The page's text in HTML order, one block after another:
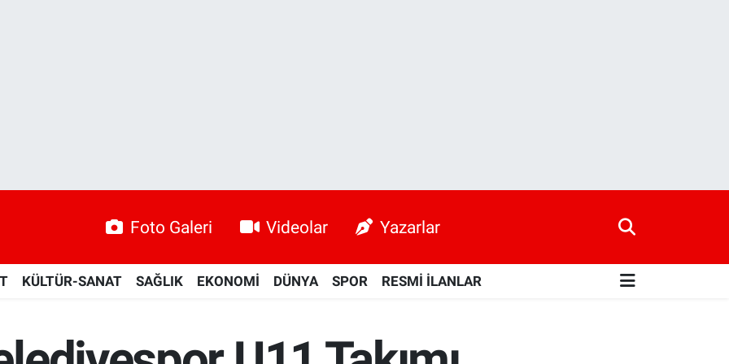
Foto Galeri Videolar Yazarlar
KÜLTÜR-SANAT SAĞLIK EKONOMİ DÜNYA SPOR RESMİ İLANLAR